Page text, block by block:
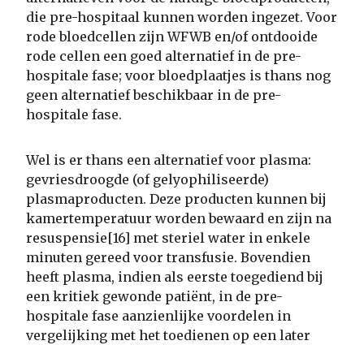
die pre-hospitaal kunnen worden ingezet. Voor
rode bloedcellen zijn WFWB en/of ontdooide
rode cellen een goed alternatief in de pre-
hospitale fase; voor bloedplaatjes is thans nog
geen alternatief beschikbaar in de pre-
hospitale fase.
Wel is er thans een alternatief voor plasma:
gevriesdroogde (of gelyophiliseerde)
plasmaproducten. Deze producten kunnen bij
kamertemperatuur worden bewaard en zijn na
resuspensie[16] met steriel water in enkele
minuten gereed voor transfusie. Bovendien
heeft plasma, indien als eerste toegediend bij
een kritiek gewonde patiënt, in de pre-
hospitale fase aanzienlijke voordelen in
vergelijking met het toedienen op een later